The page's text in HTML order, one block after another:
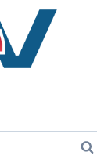
Otsi